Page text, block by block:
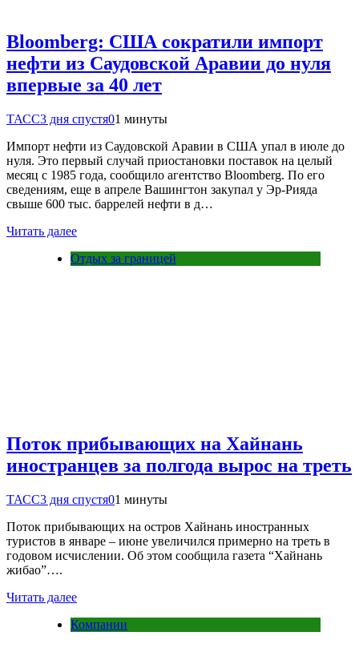
Bloomberg: США сократили импорт
нефти из Саудовской Аравии до нуля
впервые за 40 лет
ТАСС3 дня спустя01 минуты
Импорт нефти из Саудовской Аравии в США упал в июле до
нуля. Это первый случай приостановки поставок на целый
месяц с 1985 года, сообщило агентство Bloomberg. По его
сведениям, еще в апреле Вашингтон закупал у Эр-Рияда
свыше 600 тыс. баррелей нефти в д…
Читать далее
Отдых за границей
Поток прибывающих на Хайнань
иностранцев за полгода вырос на треть
ТАСС3 дня спустя01 минуты
Поток прибывающих на остров Хайнань иностранных
туристов в январе – июне увеличился примерно на треть в
годовом исчислении. Об этом сообщила газета “Хайнань
жибао”….
Читать далее
Компании